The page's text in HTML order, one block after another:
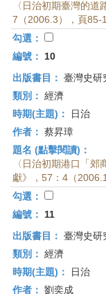
〈日治初期臺灣的道
7（2006.3），頁85-
勾選：
編號：
10
出版書目： 臺灣史研
類別： 經濟
時期(主題)：
日治
作者： 蔡昇璋
題名 (點擊閱讀)：
〈日治初期港口「
獻》，57：4（
勾選：
編號：
11
出版書目： 臺灣史研
類別： 經濟
時期(主題)：
日治
作者： 劉奕成